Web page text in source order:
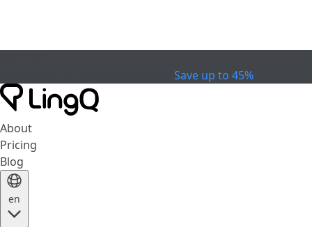
Save up to 45%
About
Pricing
Blog
en